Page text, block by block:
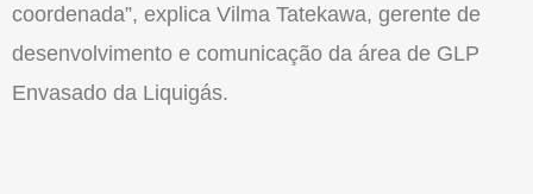
coordenada”, explica Vilma Tatekawa, gerente de
desenvolvimento e comunicação da área de GLP
Envasado da Liquigás.